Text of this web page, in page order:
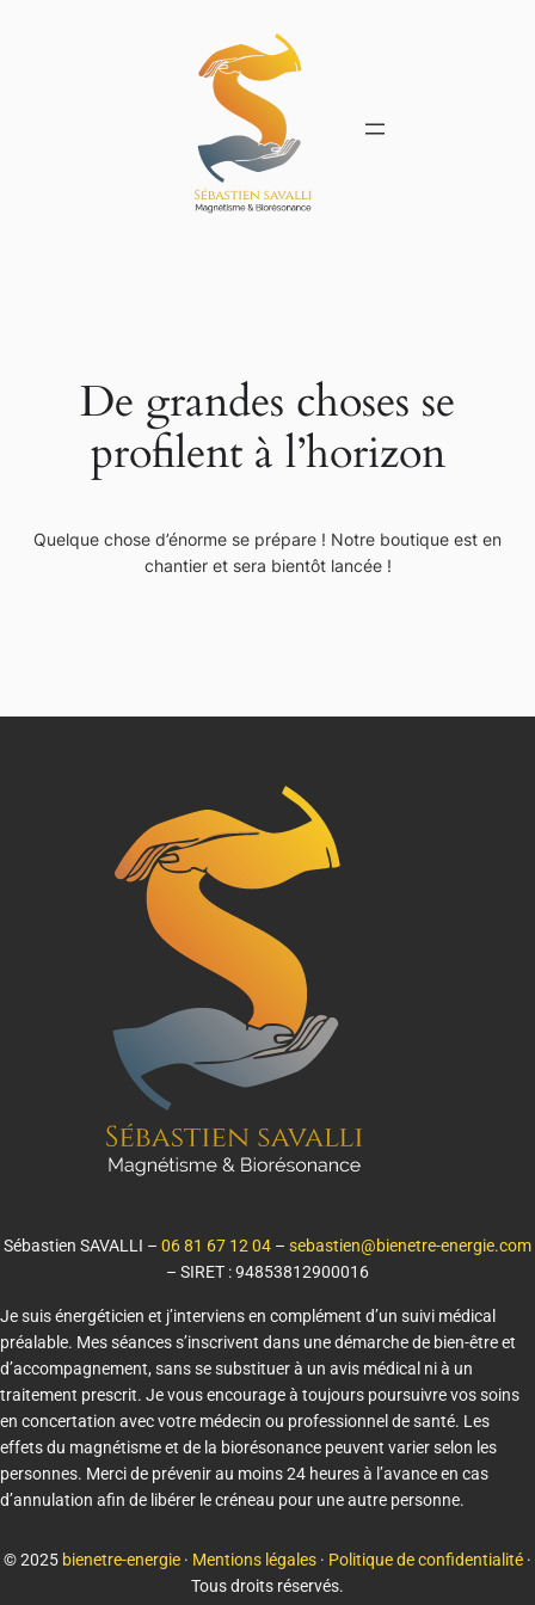
De grandes choses se
profilent à l’horizon
Quelque chose d’énorme se prépare ! Notre boutique est en
chantier et sera bientôt lancée !
Sébastien SAVALLI – 06 81 67 12 04 – sebastien@bienetre-energie.com
– SIRET : 94853812900016
Je suis énergéticien et j’interviens en complément d’un suivi médical
préalable. Mes séances s’inscrivent dans une démarche de bien-être et
d’accompagnement, sans se substituer à un avis médical ni à un
traitement prescrit. Je vous encourage à toujours poursuivre vos soins
en concertation avec votre médecin ou professionnel de santé. Les
effets du magnétisme et de la biorésonance peuvent varier selon les
personnes. Merci de prévenir au moins 24 heures à l’avance en cas
d’annulation afin de libérer le créneau pour une autre personne.
© 2025 bienetre-energie · Mentions légales · Politique de confidentialité ·
Tous droits réservés.